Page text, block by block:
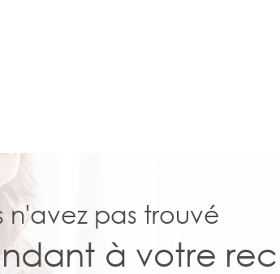
n'avez pas trouvé
à votre